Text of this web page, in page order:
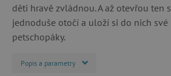
děti hravě zvládnou. A až otevřou ten
jednoduše otočí a uloží si do nich
petschopáky.
Popis a parametry